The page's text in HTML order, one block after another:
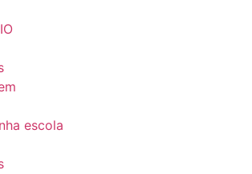
escola